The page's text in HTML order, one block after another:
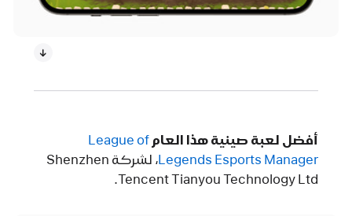
أفضل لعبة صينية هذا العام League of
Legends Esports Manager‏
، لشركة Shenzhen
Tencent Tianyou Technology Ltd.